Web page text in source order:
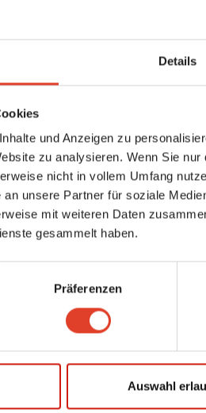
Details
und Anzeigen zu
zu analysieren. Wenn Sie
nicht in vollem Umfang
unsere Partner für soziale
mit weiteren Daten
gesammelt haben.
Präferenzen
Auswahl
Singerstraße 27, 1010 Wien 1., Innere
Wiener LP Café
Musik- und Video,Handel
Erdbergstraße 10, 1030 Wien 3.,
5587.83 km entfernt
0 Bewertungen
Laudongasse 8, 1080 Wien 8.,
5587.85 km entfernt
0 Bewertungen
Yelllow
Telekommunikations-Unternehmen
Rochusplatz 1, 1030 Wien 3.,